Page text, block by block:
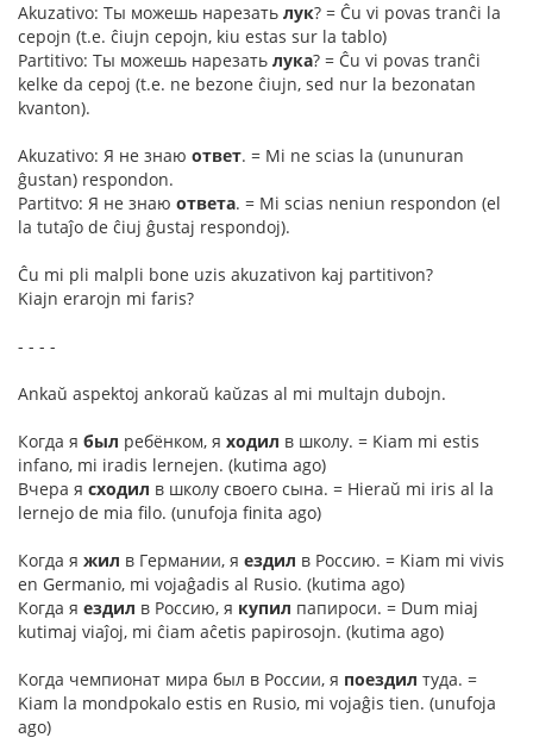
Akuzativo: Ты можешь нарезать лук? = Ĉu vi povas tranĉi la
cepojn (t.e. ĉiujn cepojn, kiu estas sur la tablo)
Partitivo: Ты можешь нарезать лука? = Ĉu vi povas tranĉi
kelke da cepoj (t.e. ne bezone ĉiujn, sed nur la bezonatan
kvanton).
Akuzativo: Я не знаю ответ. = Mi ne scias la (ununuran
ĝustan) respondon.
Partitvo: Я не знаю ответа. = Mi scias neniun respondon (el
la tutaĵo de ĉiuj ĝustaj respondoj).
Ĉu mi pli malpli bone uzis akuzativon kaj partitivon?
Kiajn erarojn mi faris?
- - - -
Ankaŭ aspektoj ankoraŭ kaŭzas al mi multajn dubojn.
Когда я был ребёнком, я ходил в школу. = Kiam mi estis
infano, mi iradis lernejen. (kutima ago)
Вчера я сходил в школу своего сына. = Hieraŭ mi iris al la
lernejo de mia filo. (unufoja finita ago)
Когда я жил в Германии, я ездил в Россию. = Kiam mi vivis
en Germanio, mi vojaĝadis al Rusio. (kutima ago)
Когда я ездил в Россию, я купил папироси. = Dum miaj
kutimaj viaĵoj, mi ĉiam aĉetis papirosojn. (kutima ago)
Когда чемпионат мира был в России, я поездил туда. =
Kiam la mondpokalo estis en Rusio, mi vojaĝis tien. (unufoja
ago)